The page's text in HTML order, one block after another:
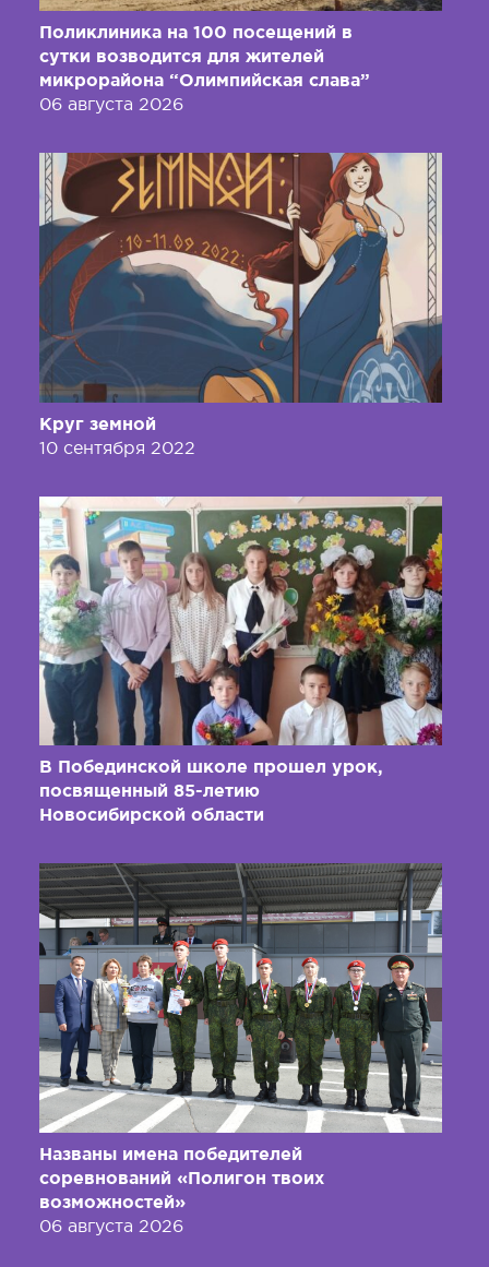
Поликлиника на 100 посещений в
сутки возводится для жителей
микрорайона “Олимпийская слава”
06 августа 2026
Круг земной
10 сентября 2022
В Побединской школе прошел урок,
посвященный 85-летию
Новосибирской области
Названы имена победителей
соревнований «Полигон твоих
возможностей»
06 августа 2026